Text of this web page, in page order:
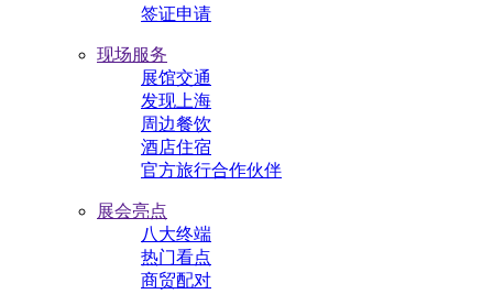
签证申请
现场服务
展馆交通
发现上海
周边餐饮
酒店住宿
官方旅行合作伙伴
展会亮点
八大终端
热门看点
商贸配对